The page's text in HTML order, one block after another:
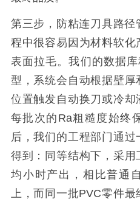
第三步，防粘连刀具路
程中很容易因为材料软
表面拉毛。我们的数据
型，系统会自动根据壁
位置触发自动换刀或冷
每批次的Ra粗糙度始终
后，我们的工程部门通
得到：同等结构下，采
均小时产出，相比普通
上，而同一批PVC零件